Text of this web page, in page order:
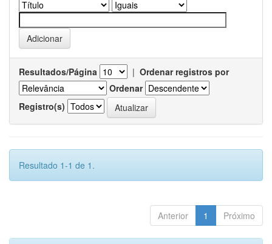
Resultados/Página | Ordenar registros por
Ordenar
Registro(s)
Resultado 1-1 de 1.
Anterior 1 Próximo